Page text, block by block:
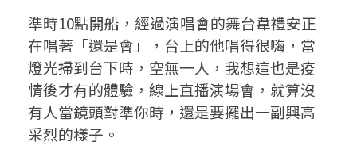
準時10點開船，經過演唱會的舞台韋禮安正
在唱著「還是會」，台上的他唱得很嗨，當
燈光掃到台下時，空無一人，我想這也是疫
情後才有的體驗，線上直播演場會，就算沒
有人當鏡頭對準你時，還是要擺出一副興高
采烈的樣子。